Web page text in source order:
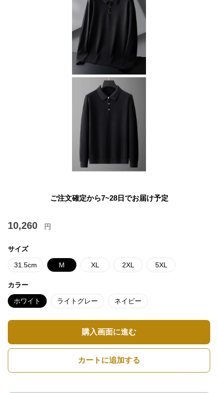
ご注文確定から7~28日でお届け予定
10,260 円
サイズ
31.5cm M XL 2XL 5XL
カラー
ホワイト ライトグレー ネイビー
購入画面に進む
カートに追加する